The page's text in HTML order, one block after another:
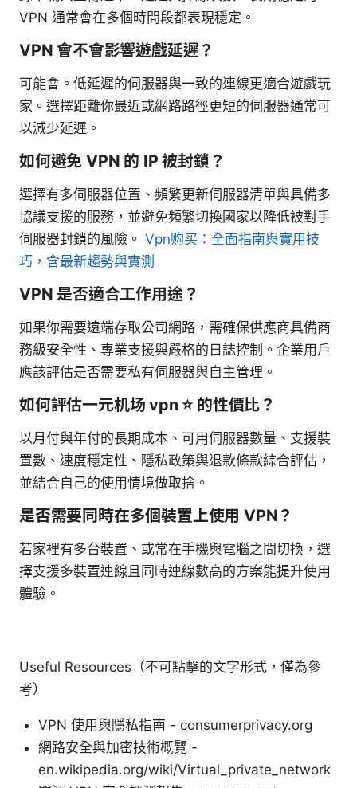
VPN 通常會在多個時間段都表現穩定。
VPN 會不會影響遊戲延遲？
可能會。低延遲的伺服器與一致的連線更適合遊戲玩
家。選擇距離你最近或網路路徑更短的伺服器通常可
以減少延遲。
如何避免 VPN 的 IP 被封鎖？
選擇有多伺服器位置、頻繁更新伺服器清單與具備多
協議支援的服務，並避免頻繁切換國家以降低被對手
伺服器封鎖的風險。 Vpn购买：全面指南與實用技
巧，含最新趨勢與實測
VPN 是否適合工作用途？
如果你需要遠端存取公司網路，需確保供應商具備商
務級安全性、專業支援與嚴格的日誌控制。企業用戶
應該評估是否需要私有伺服器與自主管理。
如何評估一元机场 vpn ⭐ 的性價比？
以月付與年付的長期成本、可用伺服器數量、支援裝
置數、速度穩定性、隱私政策與退款條款綜合評估，
並結合自己的使用情境做取捨。
是否需要同時在多個裝置上使用 VPN？
若家裡有多台裝置、或常在手機與電腦之間切換，選
擇支援多裝置連線且同時連線數高的方案能提升使用
體驗。
Useful Resources（不可點擊的文字形式，僅為參
考）
VPN 使用與隱私指南 - consumerprivacy.org
網路安全與加密技術概覽 -
en.wikipedia.org/wiki/Virtual_private_network